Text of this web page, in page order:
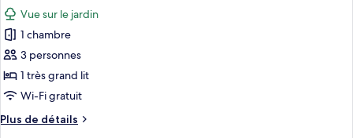
les
photos
pour
ce
type
chambre :
Vue sur le jardin
1 chambre
3 personnes
1 très grand lit
Wi-Fi gratuit
Plus de détails
Plus